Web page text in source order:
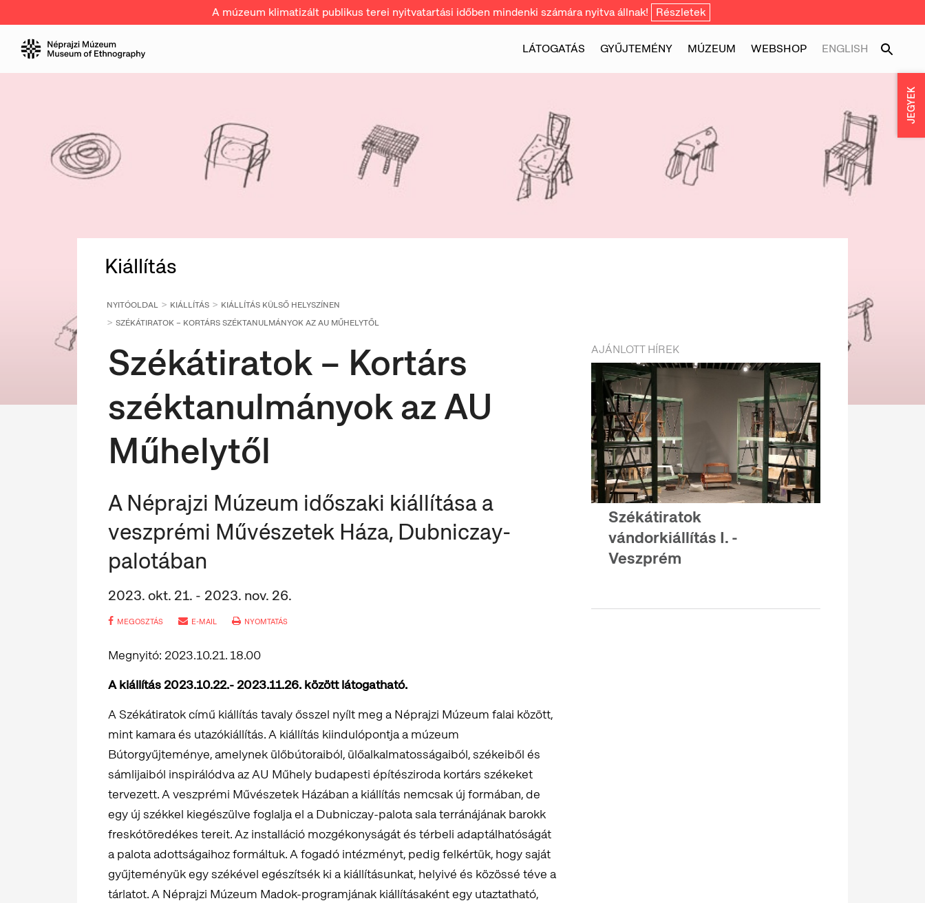
A múzeum klimatizált publikus terei nyitvatartási időben mindenki számára nyitva állnak! Részletek
LÁTOGATÁS GYŰJTEMÉNY MÚZEUM WEBSHOP ENGLISH
Kiállítás
NYITÓOLDAL KIÁLLÍTÁS
KIÁLLÍTÁS KÜLSŐ HELYSZÍNEN
SZÉKÁTIRATOK – KORTÁRS SZÉKTANULMÁNYOK AZ AU MŰHELYTŐL
Székátiratok – Kortárs
széktanulmányok az AU
Műhelytől
A Néprajzi Múzeum időszaki kiállítása a
veszprémi Művészetek Háza, Dubniczay-
palotában
2023. okt. 21. - 2023. nov. 26.
MEGOSZTÁS E-MAIL NYOMTATÁS
Megnyitó: 2023.10.21. 18.00
A kiállítás 2023.10.22.- 2023.11.26. között látogatható.
A Székátiratok című kiállítás tavaly ősszel nyílt meg a Néprajzi Múzeum falai között,
mint kamara és utazókiállítás. A kiállítás kiindulópontja a múzeum
Bútorgyűjteménye, amelynek ülőbútoraiból, ülőalkalmatosságaiból, székeiből és
sámlijaiból inspirálódva az AU Műhely budapesti építésziroda kortárs székeket
tervezett. A veszprémi Művészetek Házában a kiállítás nemcsak új formában, de
egy új székkel kiegészülve foglalja el a Dubniczay-palota sala terránájának barokk
freskótöredékes tereit. Az installáció mozgékonyságát és térbeli adaptálhatóságát
a palota adottságaihoz formáltuk. A fogadó intézményt, pedig felkértük, hogy saját
gyűjteményük egy székével egészítsék ki a kiállításunkat, helyivé és közössé téve a
tárlatot. A Néprajzi Múzeum Madok-programjának kiállításaként egy utaztatható,
AJÁNLOTT HÍREK
Székátiratok
vándorkiállítás I. -
Veszprém
JEGYEK